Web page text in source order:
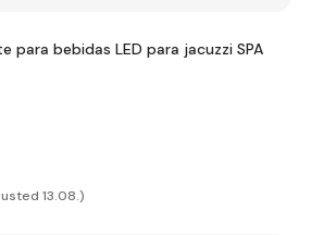
para bebidas LED para jacuzzi SPA
13.08.)